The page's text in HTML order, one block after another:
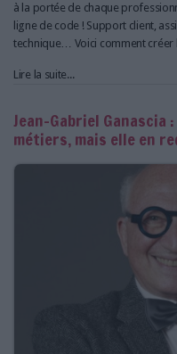
à la portée de chaque
ligne de code ! Support client,
technique… Voici comment créer
Lire la suite...
Jean-Gabriel Ganascia
métiers, mais elle en